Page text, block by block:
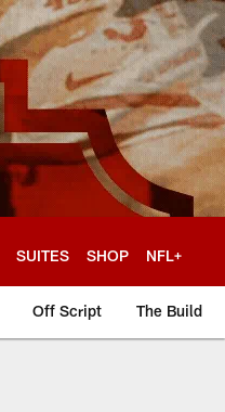
SUITES SHOP NFL+
Off Script The Build